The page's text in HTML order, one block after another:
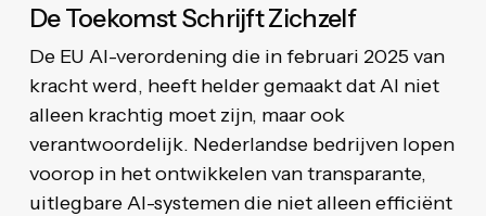
De Toekomst Schrijft Zichzelf
De EU AI-verordening die in februari 2025 van
kracht werd, heeft helder gemaakt dat AI niet
alleen krachtig moet zijn, maar ook
verantwoordelijk. Nederlandse bedrijven lopen
voorop in het ontwikkelen van transparante,
uitlegbare AI-systemen die niet alleen efficiënt